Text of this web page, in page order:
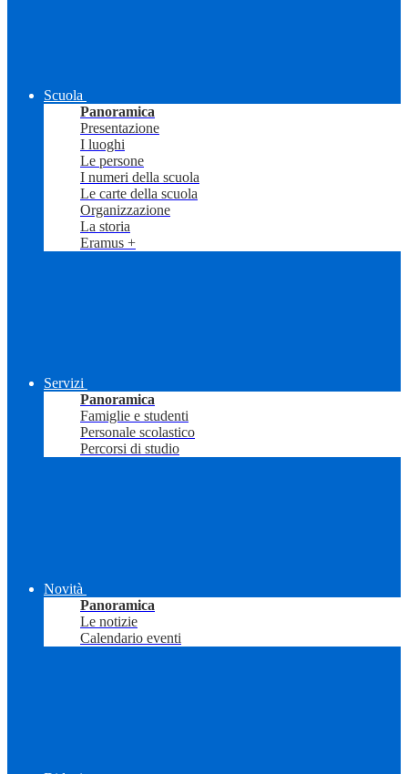
Scuola
Panoramica
Presentazione
I luoghi
Le persone
I numeri della scuola
Le carte della scuola
Organizzazione
La storia
Eramus +
Servizi
Panoramica
Famiglie e studenti
Personale scolastico
Percorsi di studio
Novità
Panoramica
Le notizie
Calendario eventi